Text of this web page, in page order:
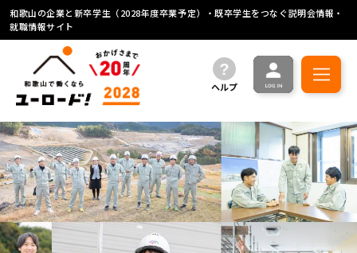
和歌山の企業と新卒学生（2028年度卒業予定）・既卒学生をつなぐ説明会情報・
就職情報サイト
ヘルプ